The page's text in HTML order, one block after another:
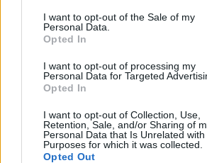
I want to opt-out of the Sale of my
Personal Data.
Opted In
I want to opt-out of processing my
Personal Data for Targeted
Opted In
I want to opt-out of Collection, Use,
Retention, Sale, and/or Sharing of
Personal Data that Is Unrelated
Purposes for which it was collected.
Opted Out
By ΓΙΏΡΓΟΣ ΓΡΊΒΑΣ
Η Vodafone στηρίζει τους
Ρέθυμνο
ΕΤΙΚΕΤΕΣ